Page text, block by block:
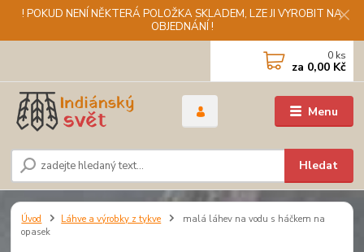
! POKUD NENÍ NĚKTERÁ POLOŽKA SKLADEM, LZE JI VYROBIT NA
OBJEDNÁNÍ !
Menu
Hledat
0 ks
za 0,00 Kč
Úvod Láhve a výrobky z tykve
malá láhev na vodu s háčkem na
opasek